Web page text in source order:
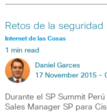
Retos de la seguridad
Internet de las Cosas
1 min read
Daniel Garces
17 November 2015 -
Durante el SP Summit
Sales Manager SP para